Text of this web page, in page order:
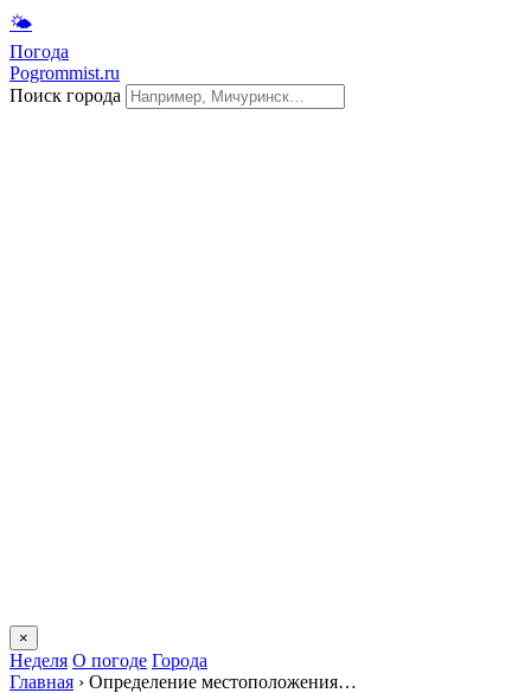
🌤
Погода
Pogrommist.ru
Поиск города
×
Неделя О погоде Города
Главная › Определение местоположения…